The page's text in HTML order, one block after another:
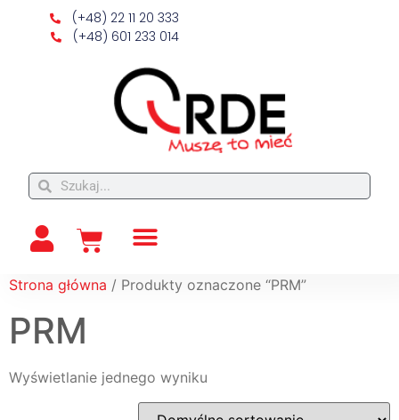
(+48) 22 11 20 333
(+48) 601 233 014
Strona główna / Produkty oznaczone “PRM”
PRM
Wyświetlanie jednego wyniku